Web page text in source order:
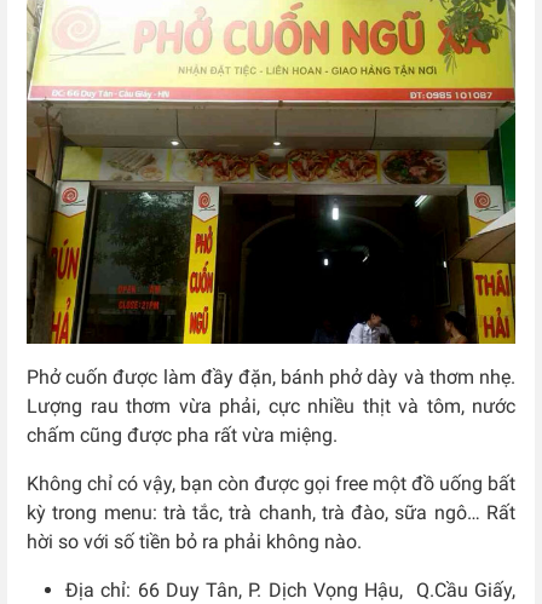
Phở cuốn được làm đầy đặn, bánh phở dày và thơm nhẹ.
Lượng rau thơm vừa phải, cực nhiều thịt và tôm, nước
chấm cũng được pha rất vừa miệng.
Không chỉ có vậy, bạn còn được gọi free một đồ uống bất
kỳ trong menu: trà tắc, trà chanh, trà đào, sữa ngô… Rất
hời so với số tiền bỏ ra phải không nào.
Địa chỉ: 66 Duy Tân, P. Dịch Vọng Hậu, Q.Cầu Giấy,